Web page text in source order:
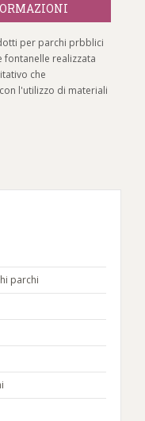
per parchi prbblici
fontanelle realizzata
che
l'utilizzo di materiali
parchi